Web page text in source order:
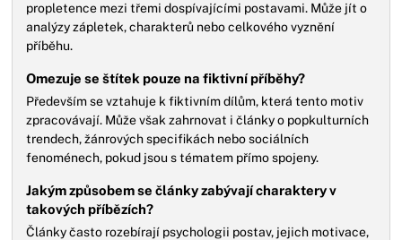
propletence mezi třemi dospívajícími postavami. Může jít o
analýzy zápletek, charakterů nebo celkového vyznění
příběhu.
Omezuje se štítek pouze na fiktivní příběhy?
Především se vztahuje k fiktivním dílům, která tento motiv
zpracovávají. Může však zahrnovat i články o popkulturních
trendech, žánrových specifikách nebo sociálních
fenoménech, pokud jsou s tématem přímo spojeny.
Jakým způsobem se články zabývají charaktery v
takových příbězích?
Články často rozebírají psychologii postav, jejich motivace,